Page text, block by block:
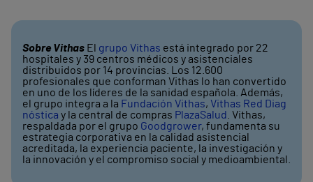
Sobre Vithas El grupo Vithas está integrado por 22
hospitales y 39 centros médicos y asistenciales
distribuidos por 14 provincias. Los 12.600
profesionales que conforman Vithas lo han convertido
en uno de los líderes de la sanidad española. Además,
el grupo integra a la Fundación Vithas, Vithas Red Diag
nóstica y la central de compras PlazaSalud . Vithas,
respaldada por el grupo Goodgrower, fundamenta su
estrategia corporativa en la calidad asistencial
acreditada, la experiencia paciente, la investigación y
la innovación y el compromiso social y medioambiental.